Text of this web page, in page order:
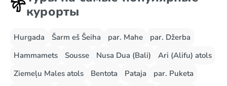
курорты
Hurgada Šarm eš Šeiha par. Mahe
par. Džerba
Hammamets
Sousse Nusa Dua (Bali)
Ari (Alifu) atols
Ziemeļu Males atols
Bentota Pataja
par. Puketa